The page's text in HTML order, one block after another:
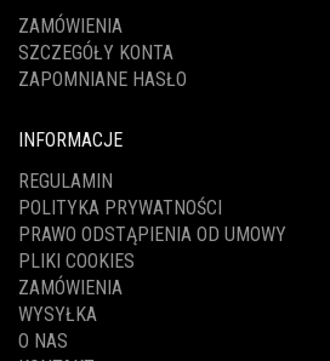
ZAMÓWIENIA
SZCZEGÓŁY KONTA
ZAPOMNIANE HASŁO
INFORMACJE
REGULAMIN
POLITYKA PRYWATNOŚCI
PRAWO ODSTĄPIENIA OD UMOWY
PLIKI COOKIES
ZAMÓWIENIA
WYSYŁKA
O NAS